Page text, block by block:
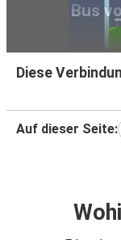
Bus
Diese
Auf dieser Seite: